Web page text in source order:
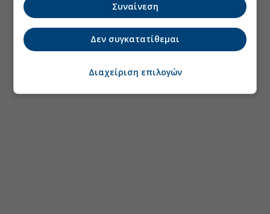
Συναίνεση
Δεν συγκατατίθεμαι
Διαχείριση επιλογών